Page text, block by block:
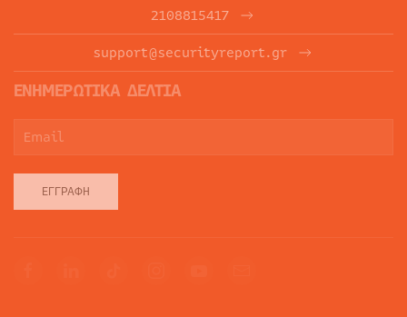
2108815417
support@securityreport.gr
ΕΝΗΜΕΡΩΤΙΚΑ ΔΕΛΤΙΑ
ΕΓΓΡΑΦΉ